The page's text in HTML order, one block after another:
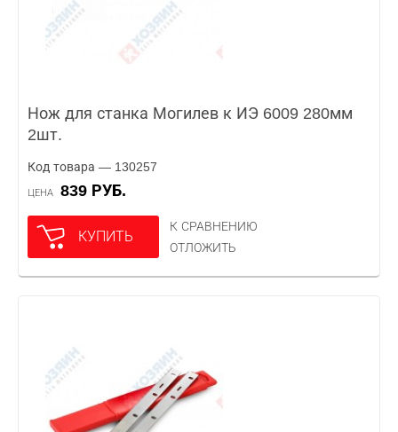
Нож для станка Могилев к ИЭ 6009 280мм
2шт.
Код товара — 130257
ЦЕНА 839 РУБ.
КУПИТЬ
К СРАВНЕНИЮ
ОТЛОЖИТЬ